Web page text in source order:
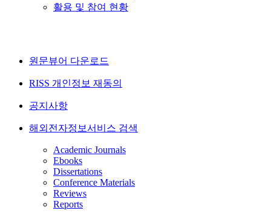
활용 및 참여 현황
원문뷰어 다운로드
RISS 개인정보 재동의
공지사항
해외전자정보서비스 검색
Academic Journals
Ebooks
Dissertations
Conference Materials
Reviews
Reports